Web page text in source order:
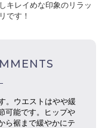
キレイめな印象のリラッ
です！
。ウエストはやや緩
可能です。ヒップや
ら裾まで緩やかにテ